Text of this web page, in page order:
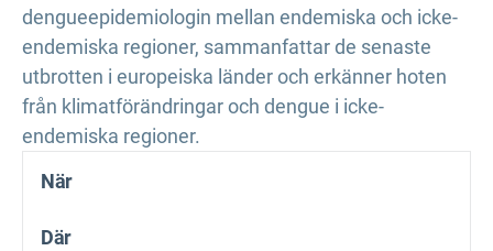
dengueepidemiologin mellan endemiska och icke-
endemiska regioner, sammanfattar de senaste
utbrotten i europeiska länder och erkänner hoten
från klimatförändringar och dengue i icke-
endemiska regioner.
När
Där